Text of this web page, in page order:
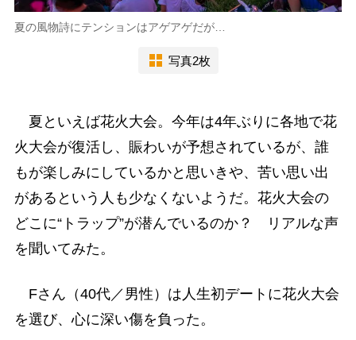
夏の風物詩にテンションはアゲアゲだが…
写真2枚
夏といえば花火大会。今年は4年ぶりに各地で花
火大会が復活し、賑わいが予想されているが、誰
もが楽しみにしているかと思いきや、苦い思い出
があるという人も少なくないようだ。花火大会の
どこに“トラップ”が潜んでいるのか？ リアルな声
を聞いてみた。
Fさん（40代／男性）は人生初デートに花火大会
を選び、心に深い傷を負った。